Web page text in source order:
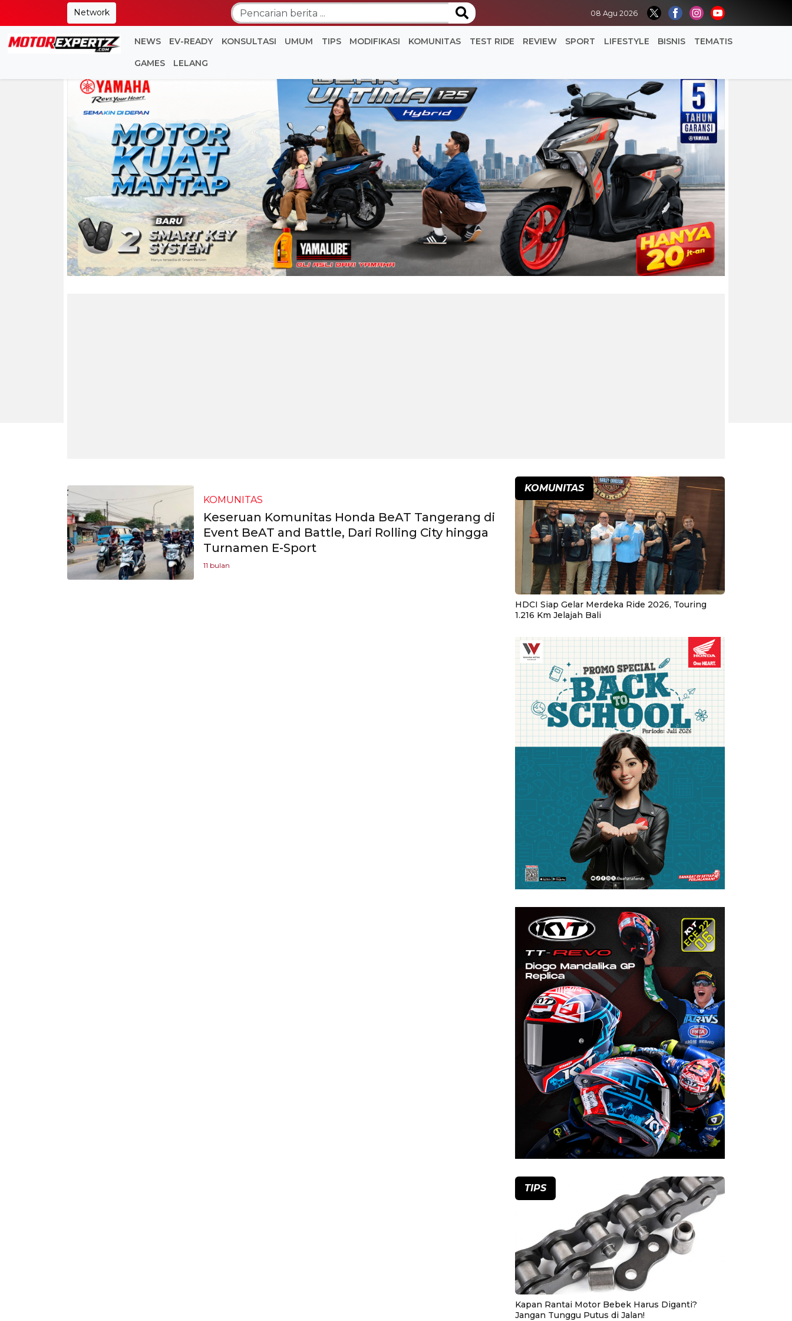
Network 08 Agu 2026
NEWS EV-READY KONSULTASI UMUM TIPS MODIFIKASI KOMUNITAS TEST RIDE REVIEW SPORT LIFESTYLE BISNIS TEMATIS
GAMES LELANG
KOMUNITAS
Keseruan Komunitas Honda BeAT Tangerang di
Event BeAT and Battle, Dari Rolling City hingga
Turnamen E-Sport
11 bulan
KOMUNITAS
HDCI Siap Gelar Merdeka Ride 2026, Touring
1.216 Km Jelajah Bali
TIPS
Kapan Rantai Motor Bebek Harus Diganti?
Jangan Tunggu Putus di Jalan!